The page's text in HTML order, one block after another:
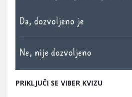
PRIKLJUČI SE VIBER KVIZU